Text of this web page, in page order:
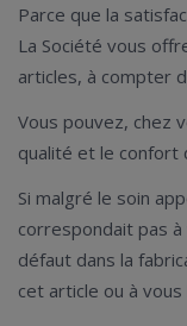
Parce que la
La Société vous
articles, à compter
Vous pouvez, chez
qualité et le confort
Si malgré le soin
correspondait pas
défaut dans la
cet article ou à